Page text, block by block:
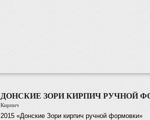
ДОНСКИЕ ЗОРИ КИРПИЧ РУЧНОЙ
Кирпич
2015 «Донские Зори кирпич ручной формовки»